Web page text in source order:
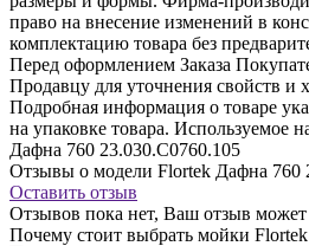
право на внесение изменений в
комплектацию товара без
Перед оформлением Заказа
Продавцу для уточнения свойств и
Подробная информация о товаре
на упаковке товара. Используемое
Дафна 760 23.030.C0760.105
Отзывы о модели Flortek Дафна 760
Оставить отзыв
Отзывов пока нет, Ваш отзыв может
Почему стоит выбрать мойки Flortek